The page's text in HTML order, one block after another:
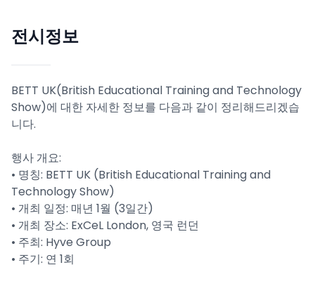
전시정보
BETT UK(British Educational Training and Technology
Show)에 대한 자세한 정보를 다음과 같이 정리해드리겠습
니다.
행사 개요:
• 명칭: BETT UK (British Educational Training and
Technology Show)
• 개최 일정: 매년 1월 (3일간)
• 개최 장소: ExCeL London, 영국 런던
• 주최: Hyve Group
• 주기: 연 1회